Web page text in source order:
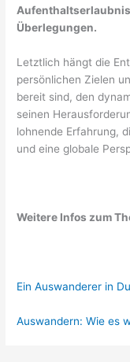
Überlegungen.
Letztlich hängt die
persönlichen Zielen
bereit sind, den
seinen
lohnende Erfahrung,
und eine globale
Weitere Infos zum
Ein Auswanderer in
Auswandern: Wie es